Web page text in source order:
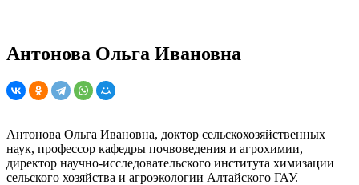
Антонова Ольга Ивановна
Антонова Ольга Ивановна, доктор сельскохозяйственных
наук, профессор кафедры почвоведения и агрохимии,
директор научно-исследовательского института химизации
сельского хозяйства и агроэкологии Алтайского ГАУ.